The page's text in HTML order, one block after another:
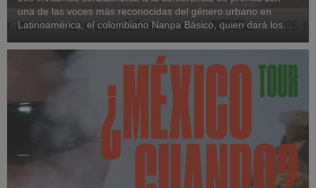
una de las voces más reconocidas del género urbano en
Latinoamérica, el colombiano Nanpa Básico, quien dará los
hasta ahora, en el Palacio de los Depor...